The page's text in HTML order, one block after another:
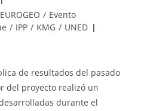
EUROGEO / Evento
/ IPP / KMG / UNED
de resultados del pasado
del proyecto realizó un
durante el